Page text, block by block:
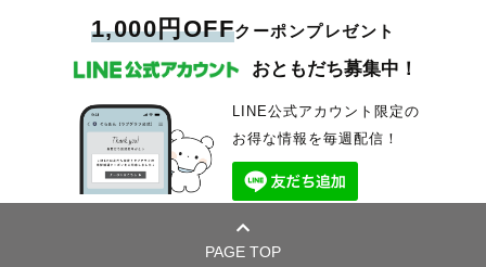
1,000円OFFクーポンプレゼント
おともだち募集中！
LINE公式アカウント限定の
お得な情報を毎週配信！
PAGE TOP